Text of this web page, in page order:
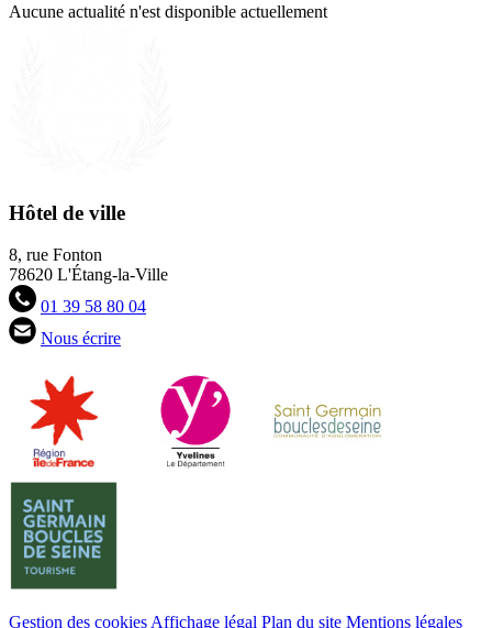
Aucune actualité n'est disponible actuellement
Hôtel de ville
8, rue Fonton
78620 L'Étang-la-Ville
01 39 58 80 04
Nous écrire
Gestion des cookies Affichage légal Plan du site Mentions légales